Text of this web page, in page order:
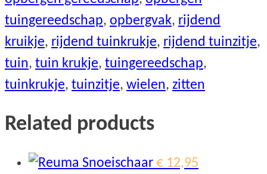
tuingereedschap, opbergvak, rijdend
kruikje, rijdend tuinkrukje, rijdend tuinzitje,
tuin, tuin krukje, tuingereedschap,
tuinkrukje, tuinzitje, wielen, zitten
Related products
€ 12,95